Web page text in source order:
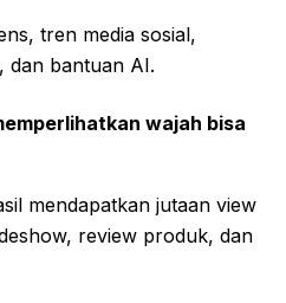
tren media sosial,
dan bantuan AI.
wajah bisa
mendapatkan jutaan view
review produk, dan